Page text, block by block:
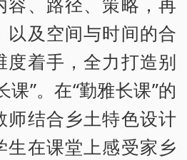
以及空间与时间的合
度着手，全力打造别
课”。在“勤雅长课”的
师结合乡土特色设计
生在课堂上感受家乡